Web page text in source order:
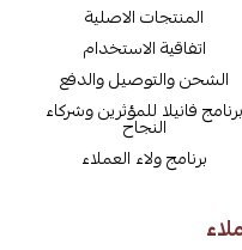
المنتجات الاصلية
اتفاقية الاستخدام
الشحن والتوصيل والدفع
برنامج فانيلا للمؤثرين وشركاء
النجاح
برنامج ولاء العملاء